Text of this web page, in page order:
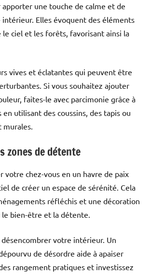
une touche de calme et de
Elles évoquent des éléments
le ciel et les forêts, favorisant ainsi la
vives et éclatantes qui peuvent être
Si vous souhaitez ajouter
faites-le avec parcimonie grâce à
utilisant des coussins, des tapis ou
zones de détente
votre chez-vous en un havre de paix
de créer un espace de sérénité. Cela
réfléchis et une décoration
le bien-être et la détente.
votre intérieur. Un
de désordre aide à apaiser
rangement pratiques et investissez